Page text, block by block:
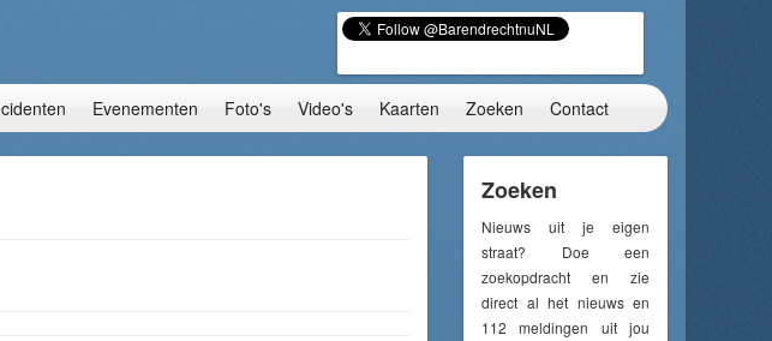
Evenementen Foto's Video's Kaarten Zoeken Contact
Zoeken
Nieuws uit je eigen
straat? Doe een
zoekopdracht en zie
direct al het nieuws en
112 meldingen uit jou